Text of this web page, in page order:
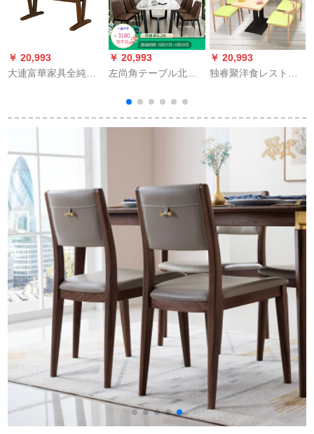
￥ 20,993
大連富華家具全純木
D胡桃色15-4 A 180テ
￥ 20,993
左尚角テーブル北欧
セットシンモル長方
形6人中小テーブル執
テーブルを6つのテー
ブルで切り売りしま
す。
￥ 20,993
独睿聚洋食レストラ
芸牛角椅子とミルク
ティーの店の喫茶店
のテーマレストラン
のそば屋の軽食店の
テーブルと椅子とし
ゃぶしゃぶなべの店
のバーの食堂のファ
ーストフードのテー
ブルと椅子と砂利盤
の60*60单机